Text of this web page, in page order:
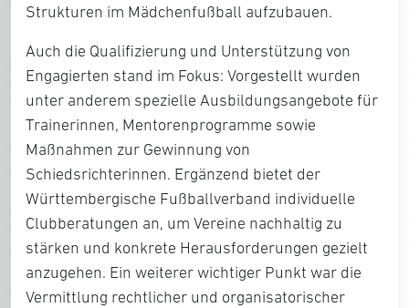
Strukturen im Mädchenfußball aufzubauen.
Auch die Qualifizierung und Unterstützung von
Engagierten stand im Fokus: Vorgestellt wurden
unter anderem spezielle Ausbildungsangebote für
Trainerinnen, Mentorenprogramme sowie
Maßnahmen zur Gewinnung von
Schiedsrichterinnen. Ergänzend bietet der
Württembergische Fußballverband individuelle
Clubberatungen an, um Vereine nachhaltig zu
stärken und konkrete Herausforderungen gezielt
anzugehen. Ein weiterer wichtiger Punkt war die
Vermittlung rechtlicher und organisatorischer